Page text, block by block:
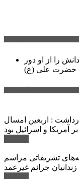
را از او دور
حضرت علی (ع)
: اربعین امسال
تشریفاتی مراسم
جرائم غیرعمد